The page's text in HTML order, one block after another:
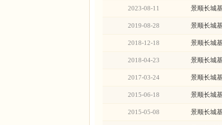
2023-08-11 景顺长城
2019-08-28 景顺长城
2018-12-18 景顺长城
2018-04-23 景顺长城
2017-03-24 景顺长城
2015-06-18 景顺长城
2015-05-08 景顺长城